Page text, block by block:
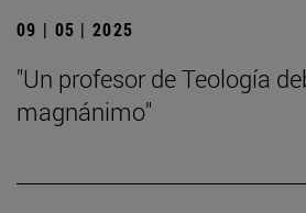
09 | 05 | 2025
"Un profesor de Teología
magnánimo"